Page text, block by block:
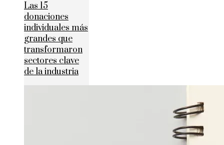
Las 15
donaciones
individuales más
grandes que
transformaron
sectores clave
de la industria